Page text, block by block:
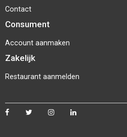
Contact
Consument
Account aanmaken
Zakelijk
Restaurant aanmelden